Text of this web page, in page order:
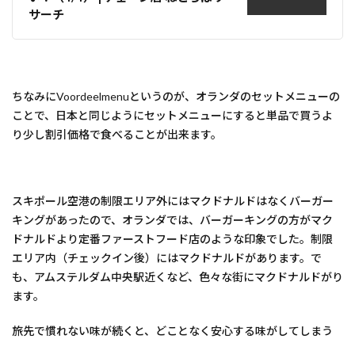
サーチ
ちなみにVoordeelmenuというのが、オランダのセットメニューの
ことで、日本と同じようにセットメニューにすると単品で買うよ
り少し割引価格で食べることが出来ます。
スキポール空港の制限エリア外にはマクドナルドはなくバーガー
キングがあったので、オランダでは、バーガーキングの方がマク
ドナルドより定番ファーストフード店のような印象でした。制限
エリア内（チェックイン後）にはマクドナルドがあります。で
も、アムステルダム中央駅近くなど、色々な街にマクドナルドがり
ます。
旅先で慣れない味が続くと、どことなく安心する味がしてしまう